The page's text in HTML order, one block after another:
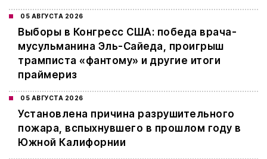
05 АВГУСТА 2026
Выборы в Конгресс США: победа врача-
мусульманина Эль-Сайеда, проигрыш
трамписта «фантому» и другие итоги
праймериз
05 АВГУСТА 2026
Установлена причина разрушительного
пожара, вспыхнувшего в прошлом году в
Южной Калифорнии